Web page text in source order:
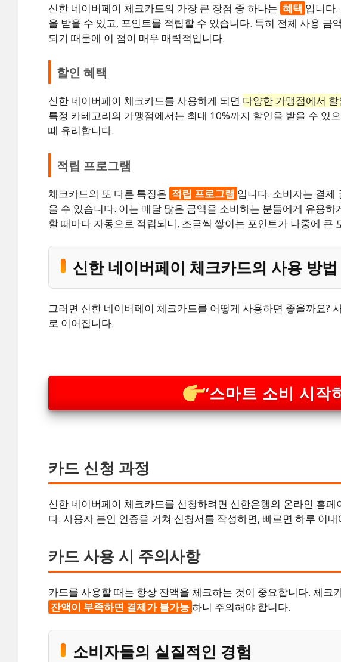
신한 네이버페이 체크카드의 가장 큰 장점 중 하나는 혜택 입니다
을 받을 수 있고, 포인트를 적립할 수 있습니다. 특히 전체 사용 금
되기 때문에 이 점이 매우 매력적입니다.
할인 혜택
신한 네이버페이 체크카드를 사용하게 되면 다양한 가맹점에서 할
특정 카테고리의 가맹점에서는 최대 10%까지 할인을 받을 수 있
때 유리합니다.
적립 프로그램
체크카드의 또 다른 특징은 적립 프로그램 입니다. 소비자는 결제
을 수 있습니다. 이는 매달 많은 금액을 소비하는 분들에게 유용
할 때마다 자동으로 적립되니, 조금씩 쌓이는 포인트가 나중에 큰
신한 네이버페이 체크카드의 사용 방법
그러면 신한 네이버페이 체크카드를 어떻게 사용하면 좋을까요?
로 이어집니다.
“스마트 소비 시작
카드 신청 과정
신한 네이버페이 체크카드를 신청하려면 신한은행의 온라인 홈
다. 사용자 본인 인증을 거쳐 신청서를 작성하면, 빠르면 하루 이
카드 사용 시 주의사항
카드를 사용할 때는 항상 잔액을 체크하는 것이 중요합니다. 체크
잔액이 부족하면 결제가 불가능하니 주의해야 합니다.
소비자들의 실질적인 경험